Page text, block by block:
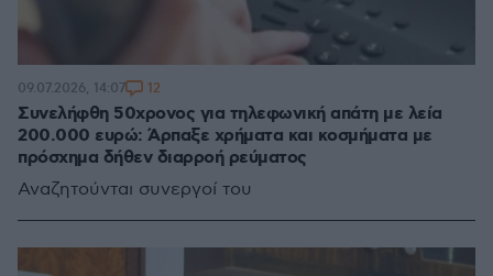
Συνελήφθη 50χρονος για τηλεφωνική απάτη με λεία
200.000 ευρώ: Άρπαξε χρήματα και κοσμήματα με
πρόσχημα δήθεν διαρροή ρεύματος
Αναζητούνται συνεργοί του
09.07.2026, 14:07 12